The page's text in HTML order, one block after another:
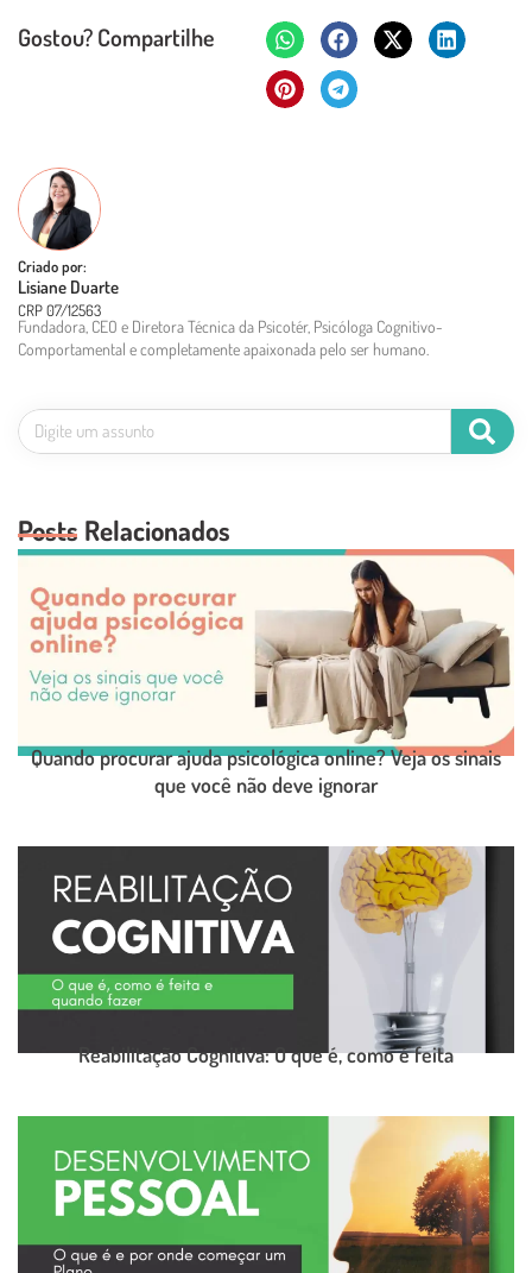
Gostou? Compartilhe
Criado por:
Lisiane Duarte
CRP 07/12563
Fundadora, CEO e Diretora Técnica da Psicotér, Psicóloga Cognitivo-
Comportamental e completamente apaixonada pelo ser humano.
Posts Relacionados
LEIA O POST COMPLETO
Quando procurar ajuda psicológica online? Veja os sinais
que você não deve ignorar
LEIA O POST COMPLETO
Reabilitação Cognitiva: O que é, como é feita